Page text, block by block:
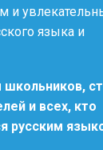
и всех, кто
русским
и
языка и